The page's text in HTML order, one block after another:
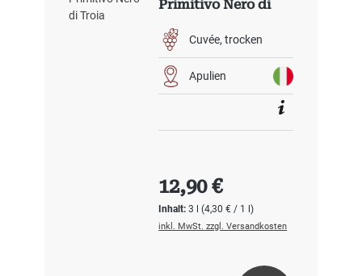
Primitivo Nero di
Cuvée trocken
Apulien
Inhalt:3 l(4,30 € / 1 l)
Regulärer Preis:
12,90 €
inkl. MwSt. zzgl. Versandkosten